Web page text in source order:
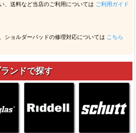
、送料など当店のご利用については ご利用ガイド
ショルダーパッドの修理対応については こちら
ンドで探す